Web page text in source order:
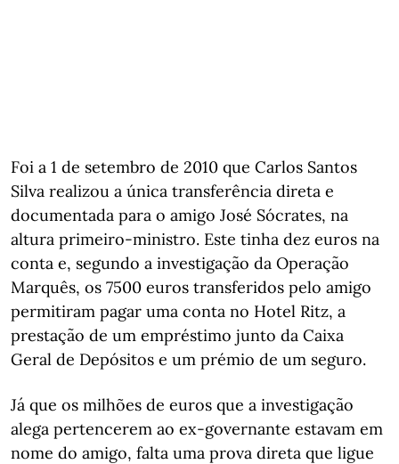
Foi a 1 de setembro de 2010 que Carlos Santos
Silva realizou a única transferência direta e
documentada para o amigo José Sócrates, na
altura primeiro-ministro. Este tinha dez euros na
conta e, segundo a investigação da Operação
Marquês, os 7500 euros transferidos pelo amigo
permitiram pagar uma conta no Hotel Ritz, a
prestação de um empréstimo junto da Caixa
Geral de Depósitos e um prémio de um seguro.
Já que os milhões de euros que a investigação
alega pertencerem ao ex-governante estavam em
nome do amigo, falta uma prova direta que ligue